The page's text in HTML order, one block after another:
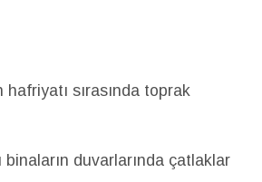
sırasında toprak
binaların duvarlarında çatlaklar